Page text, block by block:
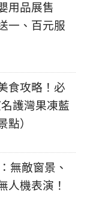
用品展售
一、百元服
食攻略！必
護灣果凍藍
點）
無敵窗景、
人機表演！